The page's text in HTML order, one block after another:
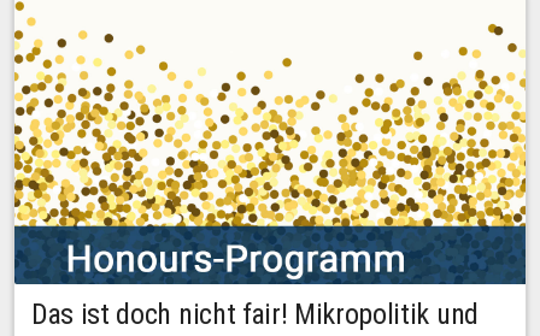
Das ist doch nicht fair! Mikropolitik und